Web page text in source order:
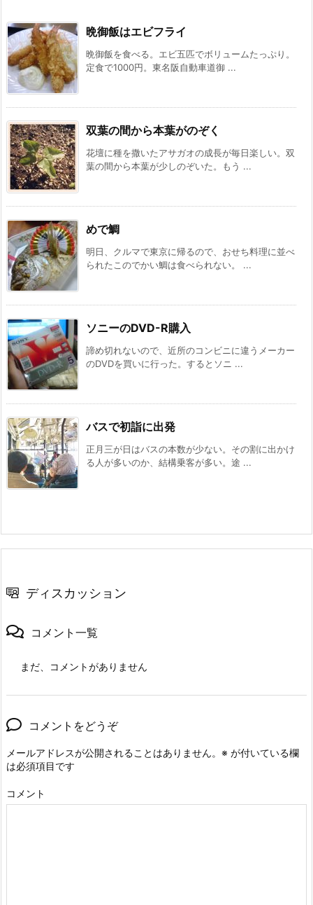
晩御飯はエビフライ
晩御飯を食べる。エビ五匹でボリュームたっぷり。
定食で1000円。東名阪自動車道御 ...
双葉の間から本葉がのぞく
花壇に種を撒いたアサガオの成長が毎日楽しい。双
葉の間から本葉が少しのぞいた。もう ...
めで鯛
明日、クルマで東京に帰るので、おせち料理に並べ
られたこのでかい鯛は食べられない。 ...
ソニーのDVD-R購入
諦め切れないので、近所のコンビニに違うメーカー
のDVDを買いに行った。するとソニ ...
バスで初詣に出発
正月三が日はバスの本数が少ない。その割に出かけ
る人が多いのか、結構乗客が多い。途 ...
ディスカッション
コメント一覧
まだ、コメントがありません
コメントをどうぞ
メールアドレスが公開されることはありません。 ※ が付いている欄
は必須項目です
コメント